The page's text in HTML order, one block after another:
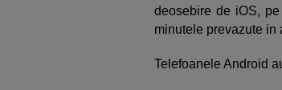
deosebire de iOS,
minutele prevazute in
Telefoanele Android